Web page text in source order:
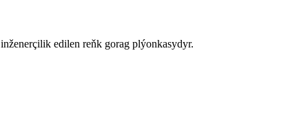
edilen reňk gorag plýonkasydyr.